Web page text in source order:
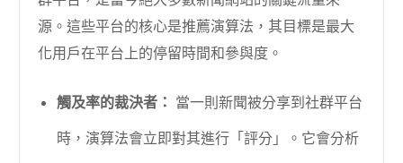
源。這些平台的核心是推薦演算法，其目標是最大
化用戶在平台上的停留時間和參與度。
觸及率的裁決者： 當一則新聞被分享到社群平台
時，演算法會立即對其進行「評分」。它會分析